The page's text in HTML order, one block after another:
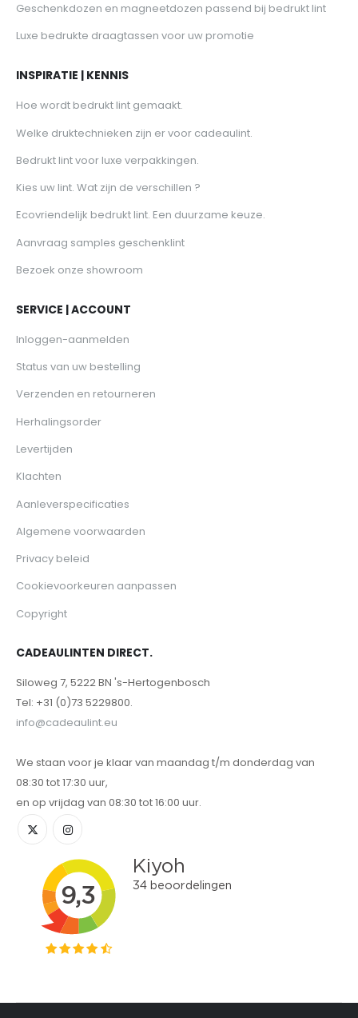
Geschenkdozen en magneetdozen passend bij bedrukt lint
Luxe bedrukte draagtassen voor uw promotie
INSPIRATIE | KENNIS
Hoe wordt bedrukt lint gemaakt.
Welke druktechnieken zijn er voor cadeaulint.
Bedrukt lint voor luxe verpakkingen.
Kies uw lint. Wat zijn de verschillen ?
Ecovriendelijk bedrukt lint. Een duurzame keuze.
Aanvraag samples geschenklint
Bezoek onze showroom
SERVICE | ACCOUNT
Inloggen-aanmelden
Status van uw bestelling
Verzenden en retourneren
Herhalingsorder
Levertijden
Klachten
Aanleverspecificaties
Algemene voorwaarden
Privacy beleid
Cookievoorkeuren aanpassen
Copyright
CADEAULINTEN DIRECT.
Siloweg 7, 5222 BN 's-Hertogenbosch
Tel: +31 (0)73 5229800.
info@cadeaulint.eu
We staan voor je klaar van maandag t/m donderdag van
08:30 tot 17:30 uur,
en op vrijdag van 08:30 tot 16:00 uur.